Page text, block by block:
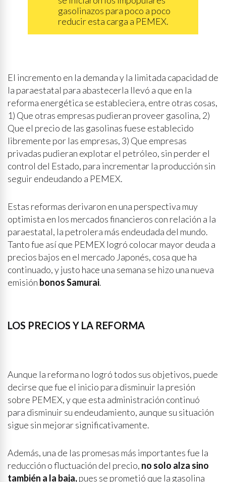
gasolinazos para poco a poco
reducir esta carga a PEMEX.
El incremento en la demanda y la limitada capacidad de
la paraestatal para abastecerla llevó a que en la
reforma energética se estableciera, entre otras cosas,
1) Que otras empresas pudieran proveer gasolina, 2)
Que el precio de las gasolinas fuese establecido
libremente por las empresas, 3) Que empresas
privadas pudieran explotar el petróleo, sin perder el
control del Estado, para incrementar la producción sin
seguir endeudando a PEMEX.
Estas reformas derivaron en una perspectiva muy
optimista en los mercados financieros con relación a la
paraestatal, la petrolera más endeudada del mundo.
Tanto fue así que PEMEX logró colocar mayor deuda a
precios bajos en el mercado Japonés, cosa que ha
continuado, y justo hace una semana se hizo una nueva
emisión bonos Samurai.
LOS PRECIOS Y LA REFORMA
Aunque la reforma no logró todos sus objetivos, puede
decirse que fue el inicio para disminuir la presión
sobre PEMEX, y que esta administración continuó
para disminuir su endeudamiento, aunque su situación
sigue sin mejorar significativamente.
Además, una de las promesas más importantes fue la
reducción o fluctuación del precio, no solo alza sino
también a la baja,pues se prometió que la gasolina